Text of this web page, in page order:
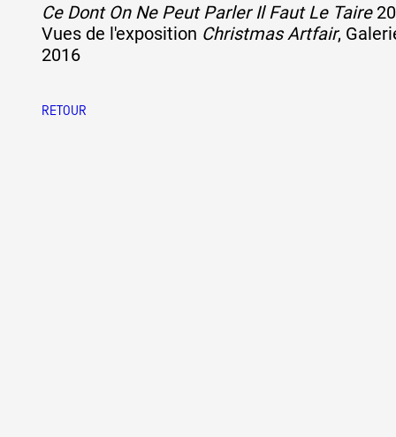
Contact
Ce Dont On Ne Peut Parler Il Faut Le Taire
Vues de l'exposition Christmas Artfair,
2016
RETOUR